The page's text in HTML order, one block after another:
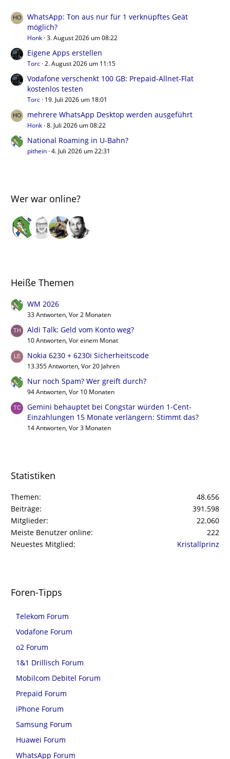
WhatsApp: Ton aus nur für 1 verknüpftes Geät
möglich?
Honk 3. August 2026 um 08:22
Eigene Apps erstellen
Torc 2. August 2026 um 11:15
Vodafone verschenkt 100 GB: Prepaid-Allnet-Flat
kostenlos testen
Torc 19. Juli 2026 um 18:01
mehrere WhatsApp Desktop werden ausgeführt
Honk 8. Juli 2026 um 08:22
National Roaming in U-Bahn?
pithein 4. Juli 2026 um 22:31
Wer war online?
Heiße Themen
WM 2026
33 Antworten, Vor 2 Monaten
Aldi Talk: Geld vom Konto weg?
10 Antworten, Vor einem Monat
Nokia 6230 + 6230i Sicherheitscode
13.355 Antworten, Vor 20 Jahren
Nur noch Spam? Wer greift durch?
94 Antworten, Vor 10 Monaten
Gemini behauptet bei Congstar würden 1-Cent-
Einzahlungen 15 Monate verlängern: Stimmt das?
14 Antworten, Vor 3 Monaten
Statistiken
Themen
48.656
Beiträge
391.598
Mitglieder
22.060
Meiste Benutzer online
222
Neuestes Mitglied
Kristallprinz
Foren-Tipps
Telekom Forum
Vodafone Forum
o2 Forum
1&1 Drillisch Forum
Mobilcom Debitel Forum
Prepaid Forum
iPhone Forum
Samsung Forum
Huawei Forum
WhatsApp Forum